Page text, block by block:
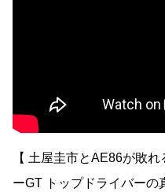
【 土屋圭市とAE86が敗
ーGT トップドライバーの